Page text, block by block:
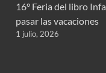
16° Feria del libro
pasar las vacaciones
1 julio, 2026